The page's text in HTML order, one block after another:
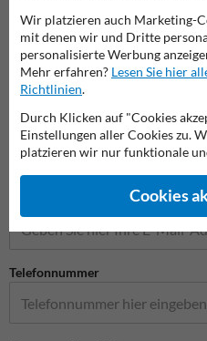
Stellen Sie Ihre Frage an
Name*
Firmenname
Telefonnummer
Wir platzieren auch Marketing-
mit denen wir und Dritte
personalisierte Werbung
Mehr erfahren? Lesen Sie hier
Richtlinien.
Durch Klicken auf "Cookies
Einstellungen aller Cookies zu.
platzieren wir nur funktionale
Cookies